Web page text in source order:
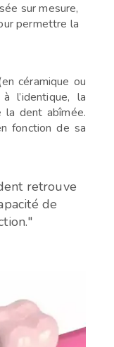
sur mesure,
permettre la
céramique ou
l’identique, la
dent abîmée.
fonction de sa
retrouve
de